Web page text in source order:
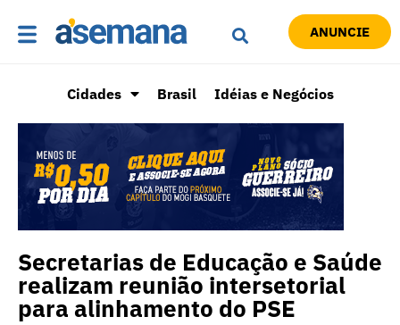
ANUNCIE
Cidades Brasil Idéias e Negócios
Secretarias de Educação e Saúde
realizam reunião intersetorial
para alinhamento do PSE